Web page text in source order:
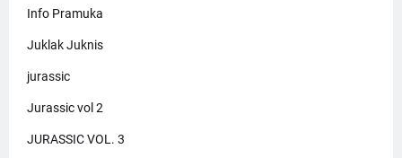
Info Pramuka
Juklak Juknis
jurassic
Jurassic vol 2
JURASSIC VOL. 3